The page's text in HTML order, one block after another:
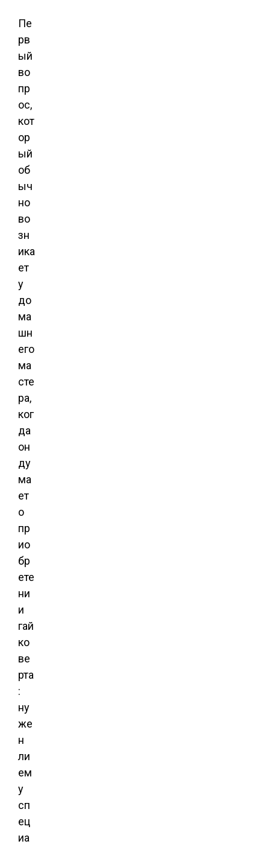
Пе
рв
ый
во
пр
ос,
кот
ор
ый
об
ыч
но
во
зн
ика
ет
у
до
ма
шн
его
ма
сте
ра,
ког
да
он
ду
ма
ет
о
пр
ио
бр
ете
ни
и
гай
ко
ве
рта
:
ну
же
н
ли
ем
у
сп
ец
иа